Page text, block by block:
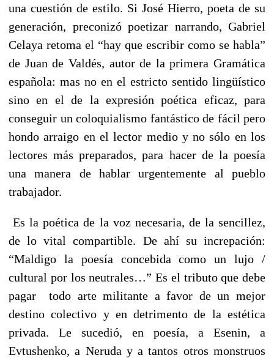
una cuestión de estilo. Si José Hierro, poeta de su
generación, preconizó poetizar narrando, Gabriel
Celaya retoma el “hay que escribir como se habla”
de Juan de Valdés, autor de la primera Gramática
española: mas no en el estricto sentido lingüístico
sino en el de la expresión poética eficaz, para
conseguir un coloquialismo fantástico de fácil pero
hondo arraigo en el lector medio y no sólo en los
lectores más preparados, para hacer de la poesía
una manera de hablar urgentemente al pueblo
trabajador.
Es la poética de la voz necesaria, de la sencillez,
de lo vital compartible. De ahí su increpación:
“Maldigo la poesía concebida como un lujo /
cultural por los neutrales…” Es el tributo que debe
pagar todo arte militante a favor de un mejor
destino colectivo y en detrimento de la estética
privada. Le sucedió, en poesía, a Esenin, a
Evtushenko, a Neruda y a tantos otros monstruos